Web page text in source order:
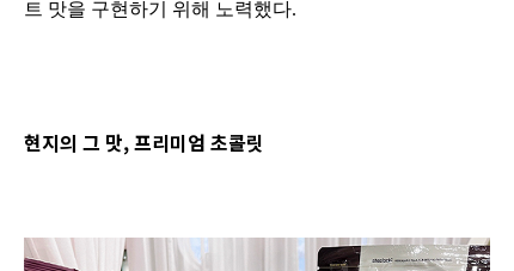
트 맛을 구현하기 위해 노력했다.
현지의 그 맛, 프리미엄 초콜릿